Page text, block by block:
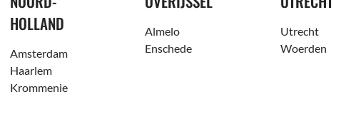
HOLLAND
Amsterdam
Haarlem
Krommenie
Almelo
Enschede
Utrecht
Woerden